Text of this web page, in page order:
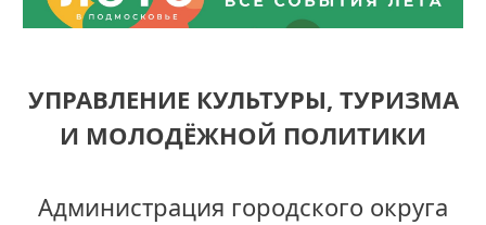
УПРАВЛЕНИЕ КУЛЬТУРЫ, ТУРИЗМА
И МОЛОДЁЖНОЙ ПОЛИТИКИ
Администрация городского округа